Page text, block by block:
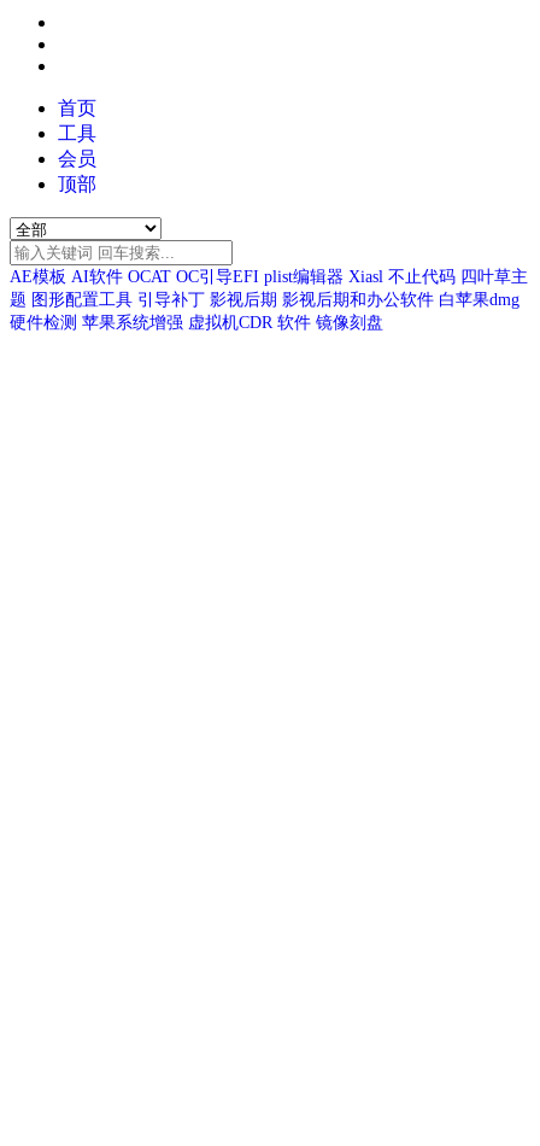
首页
工具
会员
顶部
AE模板 AI软件 OCAT OC引导EFI plist编辑器 Xiasl 不止代码 四叶草主
题 图形配置工具 引导补丁 影视后期 影视后期和办公软件 白苹果dmg
硬件检测 苹果系统增强 虚拟机CDR 软件 镜像刻盘